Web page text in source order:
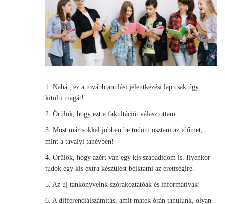
1. Nahát, ez a továbbtanulási jelentkezési lap csak úgy
kitölti magát!
2. Örülök, hogy ezt a fakultációt választottam.
3. Most már sokkal jobban be tudom osztani az időmet,
mint a tavalyi tanévben!
4. Örülök, hogy azért van egy kis szabadidőm is. Ilyenkor
tudok egy kis extra készülést beiktatni az érettségire.
5. Az új tankönyveink szórakoztatóak és informatívak!
6. A differenciálszámítás, amit matek órán tanulunk, olyan